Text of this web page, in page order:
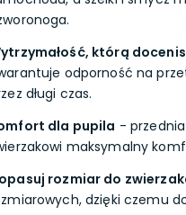
którą
odporność na
długi czas.
dla pupila -
maksymalny
rozmiar do
dzięki czemu